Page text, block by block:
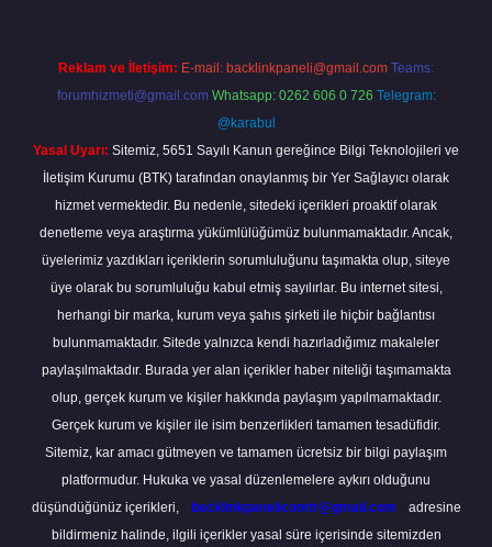
Reklam ve İletişim: E-mail: backlinkpaneli@gmail.com Teams:
forumhizmeti@gmail.com Whatsapp: 0262 606 0 726 Telegram:
@karabul
Yasal Uyarı: Sitemiz, 5651 Sayılı Kanun gereğince Bilgi Teknolojileri ve
İletişim Kurumu (BTK) tarafından onaylanmış bir Yer Sağlayıcı olarak
hizmet vermektedir. Bu nedenle, sitedeki içerikleri proaktif olarak
denetleme veya araştırma yükümlülüğümüz bulunmamaktadır. Ancak,
üyelerimiz yazdıkları içeriklerin sorumluluğunu taşımakta olup, siteye
üye olarak bu sorumluluğu kabul etmiş sayılırlar. Bu internet sitesi,
herhangi bir marka, kurum veya şahıs şirketi ile hiçbir bağlantısı
bulunmamaktadır. Sitede yalnızca kendi hazırladığımız makaleler
paylaşılmaktadır. Burada yer alan içerikler haber niteliği taşımamakta
olup, gerçek kurum ve kişiler hakkında paylaşım yapılmamaktadır.
Gerçek kurum ve kişiler ile isim benzerlikleri tamamen tesadüfidir.
Sitemiz, kar amacı gütmeyen ve tamamen ücretsiz bir bilgi paylaşım
platformudur. Hukuka ve yasal düzenlemelere aykırı olduğunu
düşündüğünüz içerikleri,
backlinkpanelicomtr@gmail.com
adresine
bildirmeniz halinde, ilgili içerikler yasal süre içerisinde sitemizden